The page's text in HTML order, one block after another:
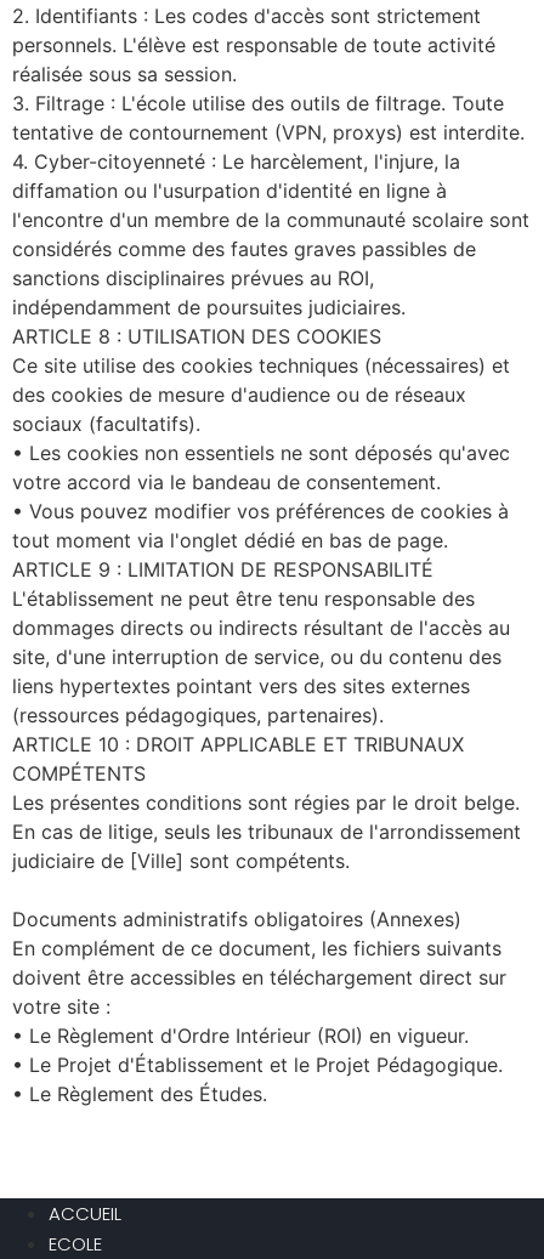
2. Identifiants : Les codes d'accès sont strictement
personnels. L'élève est responsable de toute activité
réalisée sous sa session.
3. Filtrage : L'école utilise des outils de filtrage. Toute
tentative de contournement (VPN, proxys) est interdite.
4. Cyber-citoyenneté : Le harcèlement, l'injure, la
diffamation ou l'usurpation d'identité en ligne à
l'encontre d'un membre de la communauté scolaire sont
considérés comme des fautes graves passibles de
sanctions disciplinaires prévues au ROI,
indépendamment de poursuites judiciaires.
ARTICLE 8 : UTILISATION DES COOKIES
Ce site utilise des cookies techniques (nécessaires) et
des cookies de mesure d'audience ou de réseaux
sociaux (facultatifs).
• Les cookies non essentiels ne sont déposés qu'avec
votre accord via le bandeau de consentement.
• Vous pouvez modifier vos préférences de cookies à
tout moment via l'onglet dédié en bas de page.
ARTICLE 9 : LIMITATION DE RESPONSABILITÉ
L'établissement ne peut être tenu responsable des
dommages directs ou indirects résultant de l'accès au
site, d'une interruption de service, ou du contenu des
liens hypertextes pointant vers des sites externes
(ressources pédagogiques, partenaires).
ARTICLE 10 : DROIT APPLICABLE ET TRIBUNAUX
COMPÉTENTS
Les présentes conditions sont régies par le droit belge.
En cas de litige, seuls les tribunaux de l'arrondissement
judiciaire de [Ville] sont compétents.
Documents administratifs obligatoires (Annexes)
En complément de ce document, les fichiers suivants
doivent être accessibles en téléchargement direct sur
votre site :
• Le Règlement d'Ordre Intérieur (ROI) en vigueur.
• Le Projet d'Établissement et le Projet Pédagogique.
• Le Règlement des Études.
ACCUEIL
ECOLE